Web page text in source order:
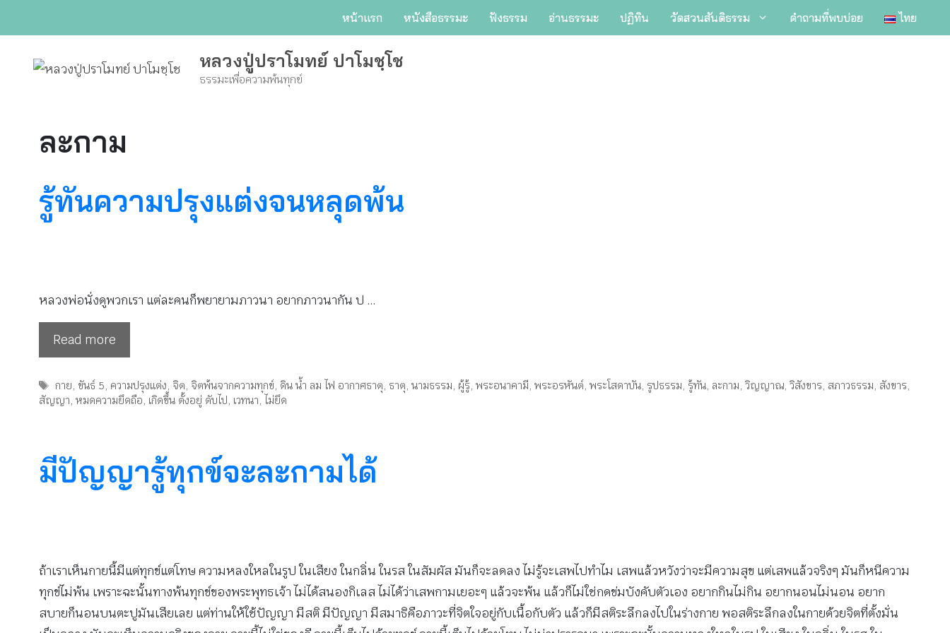
หน้าแรก หนังสือธรรมะ ฟังธรรม อ่านธรรมะ ปฏิทิน วัดสวนสันติธรรม คำถามที่พบบ่อย ไทย
หลวงปู่ปราโมทย์ ปาโมชฺโช
ธรรมะเพื่อความพ้นทุกข์
ละกาม
รู้ทันความปรุงแต่งจนหลุดพ้น
หลวงพ่อนั่งดูพวกเรา แต่ละคนก็พยายามภาวนา อยากภาวนากัน ป …
Read more
Tags
กาย, ขันธ์ 5, ความปรุงแต่ง, จิต, จิตพ้นจากความทุกข์, ดิน น้ำ ลม ไฟ อากาศธาตุ, ธาตุ,นามธรรม, ผู้รู้,พระอนาคามี,พระอรหันต์,พระโสดาบัน, รูปธรรม, รู้ทัน, ละกาม,วิญญาณ,วิสังขาร, สภาวธรรม, สังขาร,
สัญญา, หมดความยึดถือ, เกิดขึ้น ตั้งอยู่ ดับไป, เวทนา, ไม่ยึด
มีปัญญารู้ทุกข์จะละกามได้
ถ้าเราเห็นกายนี้มีแต่ทุกข์แต่โทษ ความหลงใหลในรูป ในเสียง ในกลิ่น ในรส ในสัมผัส มันก็จะลดลง ไม่รู้จะเสพไปทำไม เสพแล้วหวังว่าจะมีความสุข แต่เสพแล้วจริงๆ มันก็หนีความ
ทุกข์ไม่พ้น เพราะฉะนั้นทางพ้นทุกข์ของพระพุทธเจ้า ไม่ได้สนองกิเลส ไม่ได้ว่าเสพกามเยอะๆ แล้วจะพ้น แล้วก็ไม่ใช่กดข่มบังคับตัวเอง อยากกินไม่กิน อยากนอนไม่นอน อยาก
สบายก็นอนบนตะปูมันเสียเลย แต่ท่านให้ใช้ปัญญา มีสติ มีปัญญา มีสมาธิคือภาวะที่จิตใจอยู่กับเนื้อกับตัว แล้วก็มีสติระลึกลงไปในร่างกาย พอสติระลึกลงในกายด้วยจิตที่ตั้งมั่น